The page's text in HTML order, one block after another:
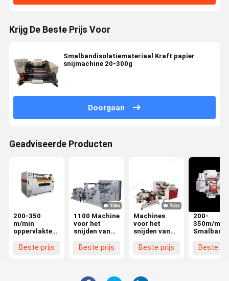
Krijg De Beste Prijs Voor
Smalbandisolatiemateriaal Kraft papier
snijmachine 20-300g
Doorgaan
Geadviseerde Producten
200-350
m/min
oppervlakte-
snijmachine
Beste prijs
1100 Machine
voor het
snijden van
Beste prijs
Machines
voor het
snijden van
van niet-
Beste prijs
200-
350m/min
Smalband
Beste